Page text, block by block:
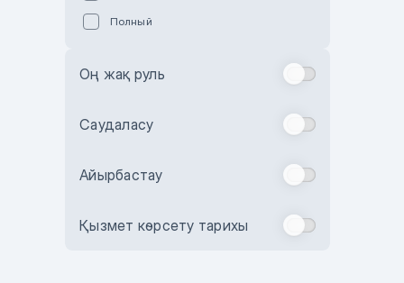
Зеленый
Бежевый
Комбинированный
Полный
Оң жақ руль
Саудаласу
Айырбастау
Қызмет көрсету тарихы